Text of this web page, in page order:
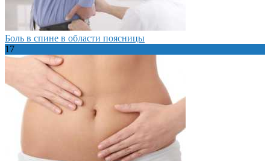
Боль в спине в области поясницы
17